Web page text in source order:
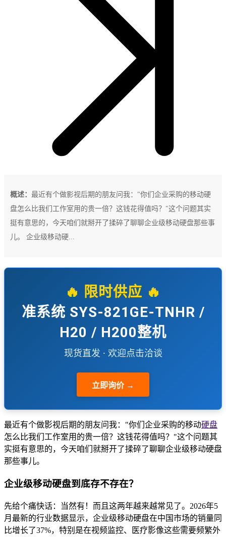
概述： 最近有个做影视后期的朋友问我："你们企业采购的移动硬
盘怎么比我们工作室用的贵一倍？这钱花得值吗？"这个问题其实
挺有意思的，今天咱们就掰开了揉碎了聊聊企业级移动硬盘那些事
儿。 企业级移动硬...
🔥 限时供应 🔥
准系统 SYS-821GE-TNHR /
H20 / H200整机
现货直发 · 欢迎点击洽谈
立即询价 →
最近有个做影视后期的朋友问我："你们企业采购的移动硬盘
怎么比我们工作室用的贵一倍？这钱花得值吗？"这个问题其
实挺有意思的，今天咱们就掰开了揉碎了聊聊企业级移动硬盘
那些事儿。
企业级移动硬盘到底存不存在？
先给个痛快话：当然有！而且这两年越来越常见了。2026年5
月最新的行业数据显示，企业级移动硬盘在中国市场的销量同
比增长了37%，特别是在视频监控、医疗影像这些需要频繁外